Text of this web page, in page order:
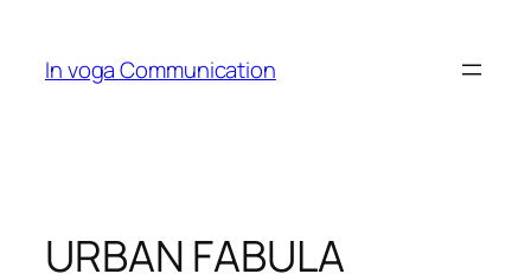
content
In voga Communication
URBAN FABULA